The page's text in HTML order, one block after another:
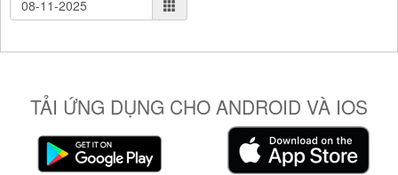
TẢI ỨNG DỤNG CHO ANDROID VÀ IOS